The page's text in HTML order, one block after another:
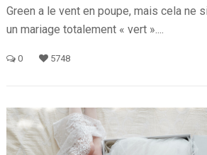
Green a le vent en poupe, mais cela ne
un mariage totalement « vert »....
0 5748